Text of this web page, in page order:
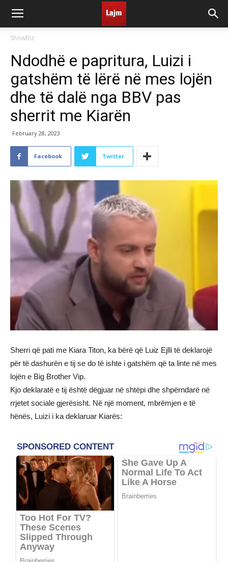
ShowBiz
Ndodhë e papritura, Luizi i
gatshëm të lërë në mes lojën
dhe të dalë nga BBV pas
sherrit me Kiarën
February 28, 2023
Facebook Twitter
Sherri që pati me Kiara Titon, ka bërë që Luiz Ejlli të deklarojë
për të dashurën e tij se do të ishte i gatshëm që ta linte në mes
lojën e Big Brother Vip.
Kjo deklaratë e tij është dëgjuar në shtëpi dhe shpërndarë në
rrjetet sociale gjerësisht. Në një moment, mbrëmjen e të
hënës, Luizi i ka deklaruar Kiarës: